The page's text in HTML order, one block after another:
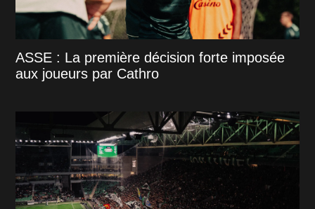
ASSE : La première décision forte imposée
aux joueurs par Cathro